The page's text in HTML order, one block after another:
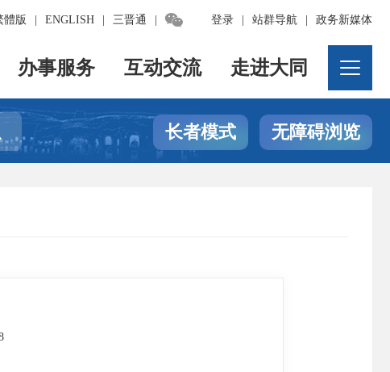
登录 站群导航 政务新媒体
體版 ENGLISH 三晋通 
办事服务 互动交流 走进大同
长者模式 无障碍浏览